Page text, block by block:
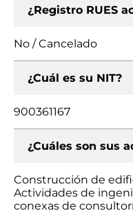
¿Registro RUES
No / Cancelado
¿Cuál es su NIT?
900361167
¿Cuáles son sus
Construcción de
Actividades de
conexas de